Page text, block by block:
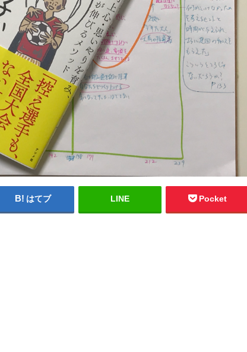
はてブ LINE Pocket